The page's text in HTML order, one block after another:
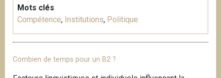
Mots clés
Compétence, Institutions, Politique
Combien de temps pour un B2 ?